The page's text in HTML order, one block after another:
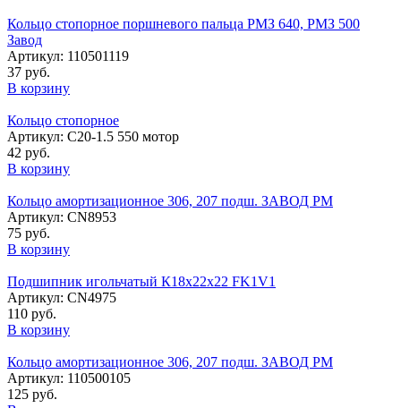
Кольцо стопорное поршневого пальца РМЗ 640, РМЗ 500
Завод
Артикул: 110501119
37 руб.
В корзину
Кольцо стопорное
Артикул: С20-1.5 550 мотор
42 руб.
В корзину
Кольцо амортизационное 306, 207 подш. ЗАВОД РМ
Артикул: CN8953
75 руб.
В корзину
Подшипник игольчатый К18х22х22 FK1V1
Артикул: CN4975
110 руб.
В корзину
Кольцо амортизационное 306, 207 подш. ЗАВОД РМ
Артикул: 110500105
125 руб.